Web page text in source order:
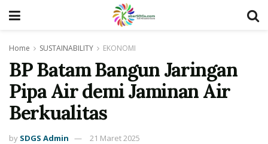
Home SUSTAINABILITY EKONOMI
BP Batam Bangun Jaringan
Pipa Air demi Jaminan Air
Berkualitas
by SDGS Admin 21 Maret 2025